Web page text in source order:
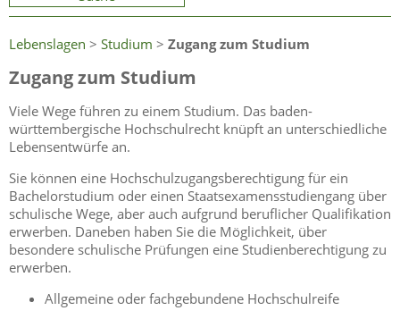
Lebenslagen > Studium > Zugang zum Studium
Zugang zum Studium
Viele Wege führen zu einem Studium. Das baden-
württembergische Hochschulrecht knüpft an unterschiedliche
Lebensentwürfe an.
Sie können eine Hochschulzugangsberechtigung für ein
Bachelorstudium oder einen Staatsexamensstudiengang über
schulische Wege, aber auch aufgrund beruflicher Qualifikation
erwerben. Daneben haben Sie die Möglichkeit, über
besondere schulische Prüfungen eine Studienberechtigung zu
erwerben.
Allgemeine oder fachgebundene Hochschulreife